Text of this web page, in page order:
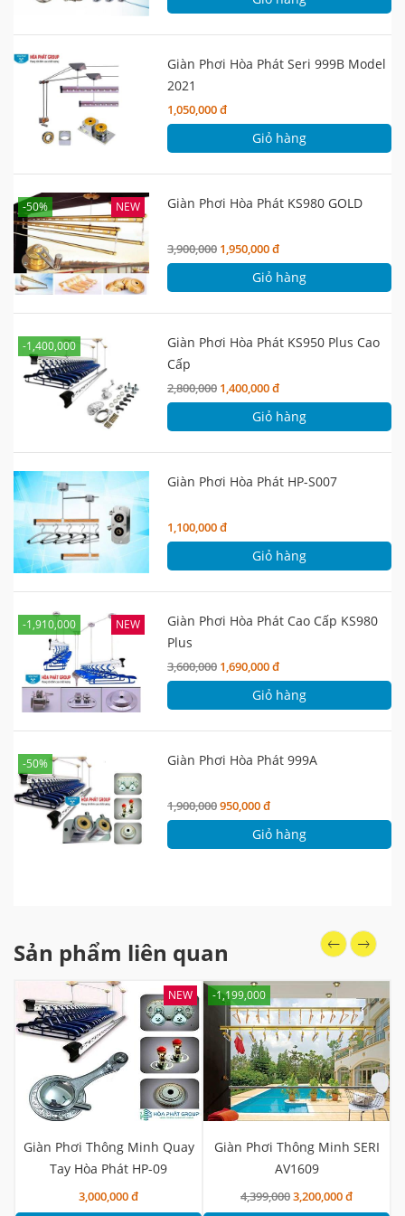
Giàn Phơi Hòa Phát Seri 999B Model
2021
1,050,000 đ
Giỏ hàng
NEW
-50% Giàn Phơi Hòa Phát KS980 GOLD
3,900,000 1,950,000 đ
Giỏ hàng
-1,400,000
Giàn Phơi Hòa Phát KS950 Plus Cao
Cấp
2,800,000 1,400,000 đ
Giỏ hàng
Giàn Phơi Hòa Phát HP-S007
1,100,000 đ
Giỏ hàng
NEW
-1,910,000
Giàn Phơi Hòa Phát Cao Cấp KS980
Plus
3,600,000 1,690,000 đ
Giỏ hàng
-50% Giàn Phơi Hòa Phát 999A
1,900,000950,000 đ
Giỏ hàng
Sản phẩm liên quan
NEW
Giàn Phơi Thông Minh Quay
Tay Hòa Phát HP-09
3,000,000 đ
-1,199,000
Giàn Phơi Thông Minh SERI
AV1609
4,399,0003,200,000 đ